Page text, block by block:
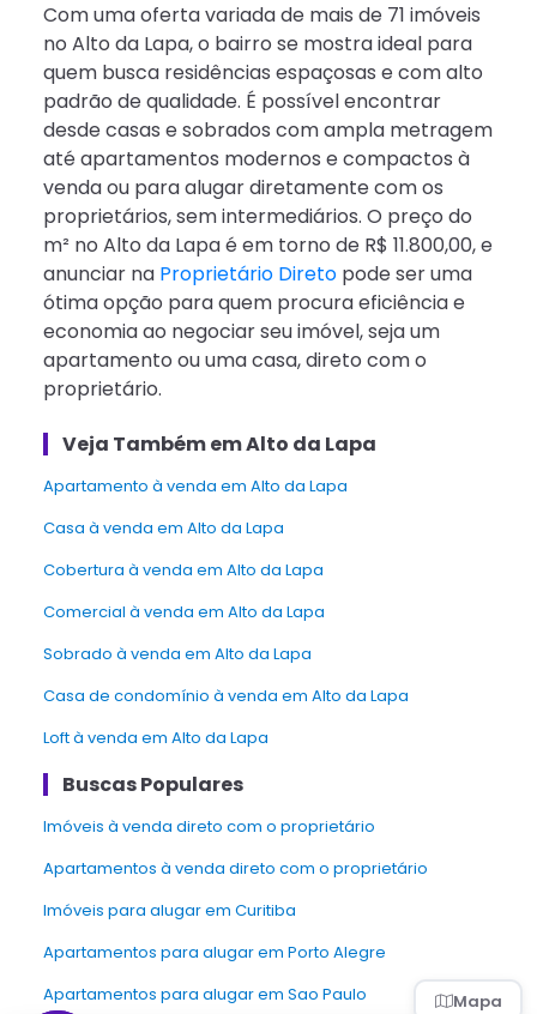
Mapa
Com uma oferta variada de mais de 71 imóveis
no Alto da Lapa, o bairro se mostra ideal para
quem busca residências espaçosas e com alto
padrão de qualidade. É possível encontrar
desde casas e sobrados com ampla metragem
até apartamentos modernos e compactos à
venda ou para alugar diretamente com os
proprietários, sem intermediários. O preço do
m² no Alto da Lapa é em torno de R$ 11.800,00, e
anunciar na Proprietário Direto pode ser uma
ótima opção para quem procura eficiência e
economia ao negociar seu imóvel, seja um
apartamento ou uma casa, direto com o
proprietário.
Veja Também em Alto da Lapa
apartamento à venda em Alto da Lapa
Casa à venda em Alto da Lapa
Cobertura à venda em Alto da Lapa
Comercial à venda em Alto da Lapa
Sobrado à venda em Alto da Lapa
Casa de condomínio à venda em Alto da Lapa
Loft à venda em Alto da Lapa
Buscas Populares
Imóveis à venda direto com o proprietário
Apartamentos à venda direto com o proprietário
Imóveis para alugar em Curitiba
Apartamentos para alugar em Porto Alegre
Apartamentos para alugar em Sao Paulo